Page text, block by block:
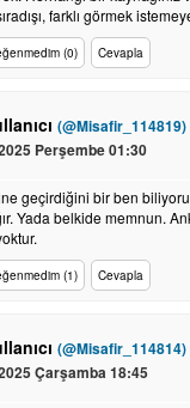
farklı görmek
(0) Cevapla
(@Misafir_114819)
Perşembe 01:30
geçirdiğini bir ben
Yada belkide memnun.
(1) Cevapla
(@Misafir_114814)
Çarşamba 18:45